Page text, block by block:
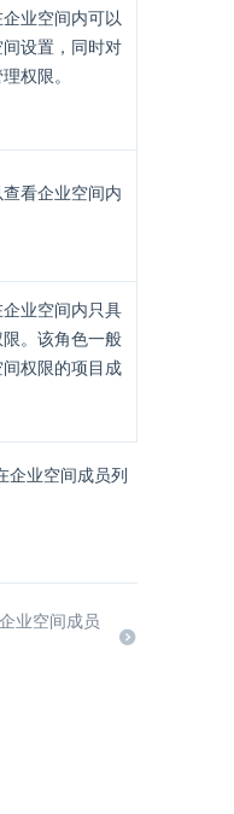
业空间内可以
设置，同时对
权限。
看企业空间内
业空间内只具
。该角色一般
权限的项目成
企业空间成员列
业空间成员